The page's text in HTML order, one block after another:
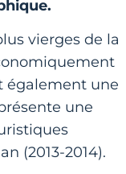
vierges de la
également une
une
(2013-2014).